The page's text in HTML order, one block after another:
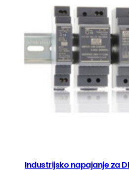
Industrijsko napajanje za